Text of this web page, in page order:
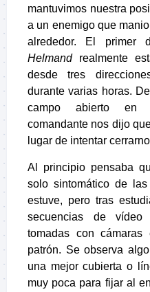
mantuvimos nuestra
a un enemigo que
alrededor. El primer
Helmandrealmente
desde tres
durante varias horas.
campo abierto en
comandante nos dijo
lugar de intentar
Al principio pensaba
solo sintomático de
estuve, pero tras
secuencias de vídeo
tomadas con
patrón. Se observa
una mejor cubierta o
muy poca para fijar al